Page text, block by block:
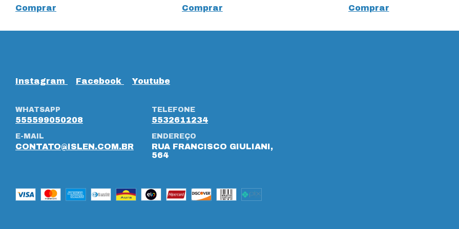
Comprar
Comprar
Comprar
Instagram Facebook Youtube
WHATSAPP
555599050208
TELEFONE
5532611234
E-MAIL
CONTATO@ISLEN.COM.BR
ENDEREÇO
RUA FRANCISCO GIULIANI,
564